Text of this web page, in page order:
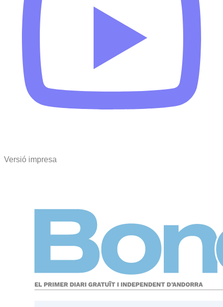
Versió impresa